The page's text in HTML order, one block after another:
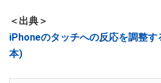
＜出典＞
iPhoneのタッチへの反応を調整す
本)